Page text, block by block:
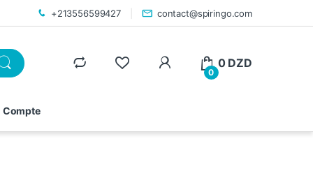
+213556599427 contact@spiringo.com
0
0 DZD
Compte